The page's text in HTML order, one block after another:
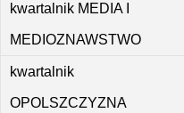
kwartalnik MEDIA I
MEDIOZNAWSTWO
kwartalnik
OPOLSZCZYZNA